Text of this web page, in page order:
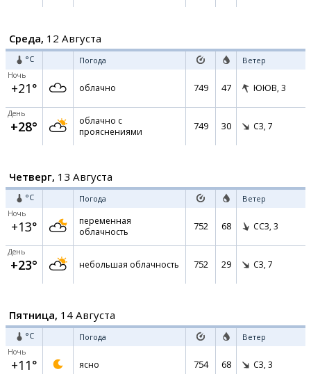
Среда, 12 Августа
°C Погода Ветер
Ночь
+21° облачно 749 47 ЮЮВ, 3
День
+28°
облачно с
прояснениями
749 30 СЗ, 7
Четверг, 13 Августа
°C Погода Ветер
Ночь
+13°
переменная
облачность
752 68 ССЗ, 3
День
+23° небольшая облачность 752 29 СЗ, 7
Пятница, 14 Августа
°C Погода Ветер
Ночь
+11° ясно 754 68 СЗ, 3